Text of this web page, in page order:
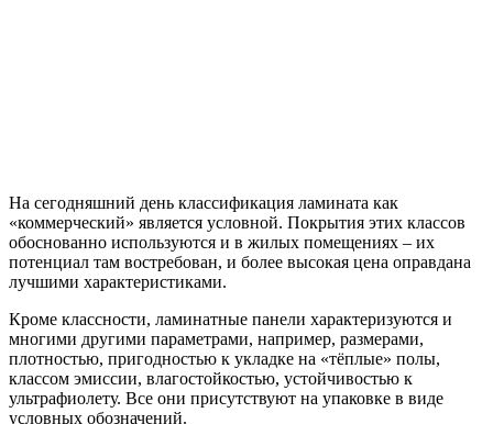
На сегодняшний день классификация ламината как
«коммерческий» является условной. Покрытия этих классов
обоснованно используются и в жилых помещениях – их
потенциал там востребован, и более высокая цена оправдана
лучшими характеристиками.
Кроме классности, ламинатные панели характеризуются и
многими другими параметрами, например, размерами,
плотностью, пригодностью к укладке на «тёплые» полы,
классом эмиссии, влагостойкостью, устойчивостью к
ультрафиолету. Все они присутствуют на упаковке в виде
условных обозначений.